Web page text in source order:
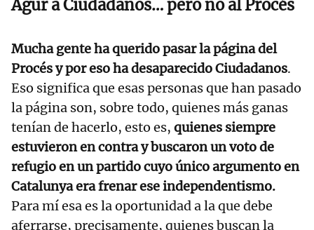
Agur a Ciudadanos… pero no al Procés
Mucha gente ha querido pasar la página del
Procés y por eso ha desaparecido Ciudadanos.
Eso significa que esas personas que han pasado
la página son, sobre todo, quienes más ganas
tenían de hacerlo, esto es, quienes siempre
estuvieron en contra y buscaron un voto de
refugio en un partido cuyo único argumento en
Catalunya era frenar ese independentismo.
Para mí esa es la oportunidad a la que debe
aferrarse, precisamente, quienes buscan la